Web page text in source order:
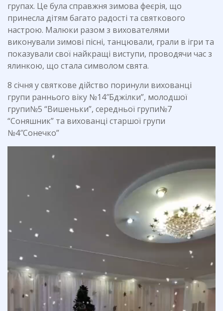
групах. Це була справжня зимова феєрія, що
принесла дітям багато радості та святкового
настрою. Малюки разом з вихователями
виконували зимові пісні, танцювали, грали в ігри та
показували свої найкращі виступи, проводячи час з
ялинкою, що стала символом свята.
8 січня у святкове дійство поринули вихованці
групи раннього віку №14″Бджілки”, молодшої
групи№5 “Вишеньки”, середньої групи№7
“Соняшник” та вихованці старшої групи
№4″Сонечко”